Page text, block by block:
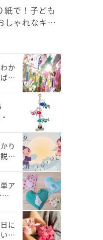
紙で！子ども
しゃれなキ…
か
ば…
り
説…
ア
…
に
い…